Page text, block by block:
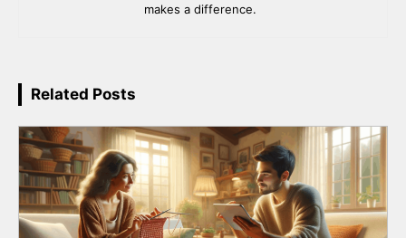
makes a difference.
Related Posts